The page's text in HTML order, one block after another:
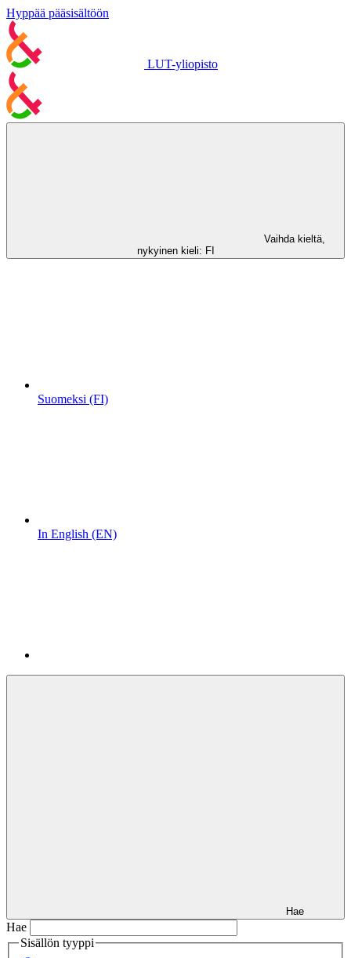
Hyppää pääsisältöön
LUT-yliopisto
Vaihda kieltä,
nykyinen kieli: FI
Suomeksi (FI)
In English (EN)
Hae
Hae
Sisällön tyyppi